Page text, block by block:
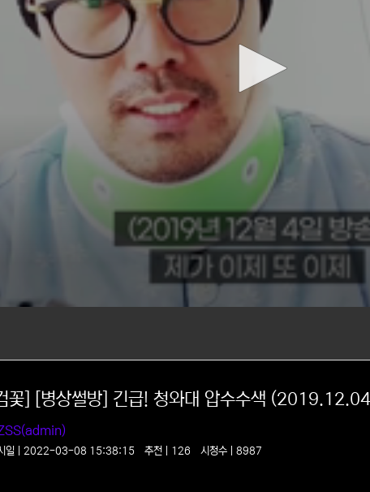
꽃] [병상썰방] 긴급! 청와대 압수수색
일 | 2022-03-08 15:38:15 추천 | 126 시청수 | 8987